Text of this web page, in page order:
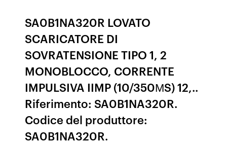
SA0B1NA320R LOVATO
SCARICATORE DI
SOVRATENSIONE TIPO 1, 2
MONOBLOCCO, CORRENTE
IMPULSIVA IIMP (10/350ΜS) 12,..
Riferimento: SA0B1NA320R.
Codice del produttore:
SA0B1NA320R.